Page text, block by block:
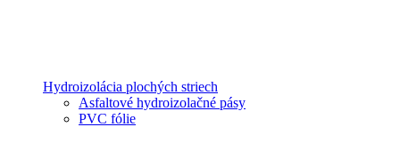
Hydroizolácia plochých striech
Asfaltové hydroizolačné pásy
PVC fólie